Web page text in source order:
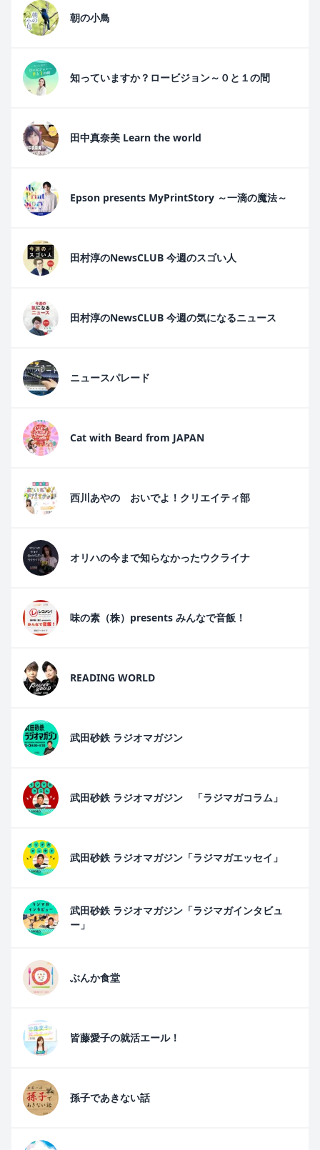
朝の小鳥
知っていますか？ロービジョン～０と１の間
田中真奈美 Learn the world
Epson presents MyPrintStory ～一滴の魔法～
田村淳のNewsCLUB 今週のスゴい人
田村淳のNewsCLUB 今週の気になるニュース
ニュースパレード
Cat with Beard from JAPAN
西川あやの おいでよ！クリエイティ部
オリハの今まで知らなかったウクライナ
味の素（株）presents みんなで音飯！
READING WORLD
武田砂鉄 ラジオマガジン
武田砂鉄 ラジオマガジン 「ラジマガコラム」
武田砂鉄 ラジオマガジン「ラジマガエッセイ」
武田砂鉄 ラジオマガジン「ラジマガインタビュ
ー」
ぶんか食堂
皆藤愛子の就活エール！
孫子であきない話